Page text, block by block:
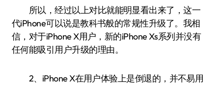
所以，经过以上对比就能明显看出来了，这一
代iPhone可以说是教科书般的常规性升级了。我相
信，对于iPhone X用户，新的iPhone Xs系列并没有
任何能吸引用户升级的理由。
2、iPhone X在用户体验上是倒退的，并不易用